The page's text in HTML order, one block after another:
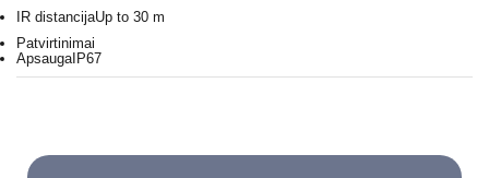
IR distancijaUp to 30 m
Patvirtinimai
ApsaugaIP67